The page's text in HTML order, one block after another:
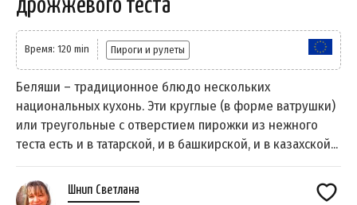
дрожжевого теста
Время: 120 min Пироги и рулеты
Беляши – традиционное блюдо нескольких
национальных кухонь. Эти круглые (в форме ватрушки)
или треугольные с отверстием пирожки из нежного
теста есть и в татарской, и в башкирской, и в казахской...
Шнип Светлана